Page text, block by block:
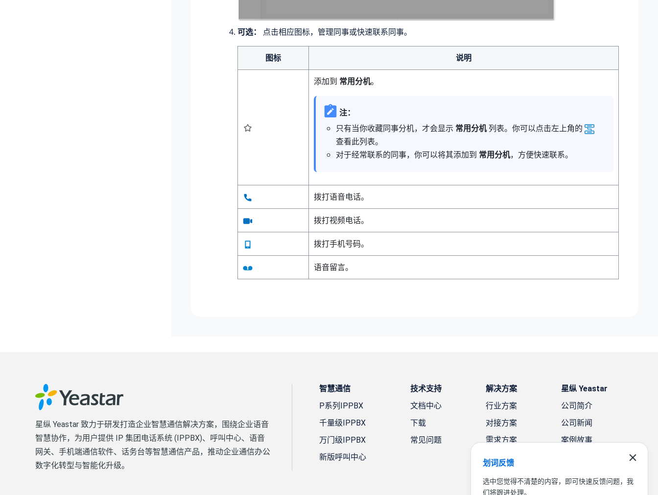
可选： 点击相应图标，管理同事或快速联系同事。
图标 说明
添加到 常用分机。
注：
只有当你收藏同事分机，才会显示 常用分机列表。你可以点击左上角的
查看此列表。
对于经常联系的同事，你可以将其添加到 常用分机，方便快速联系。
拨打语音电话。
拨打视频电话。
拨打手机号码。
语音留言。
划词反馈
选中您觉得不清楚的内容，即可快速反馈问题，我
们将跟进处理。
星纵 Yeastar 致力于研发打造企业智慧通信解决方案，围绕企业语音
智慧协作，为用户提供 IP 集团电话系统 (IPPBX)、呼叫中心、语音
网关、手机端通信软件、话务台等智慧通信产品，推动企业通信办公
数字化转型与智能化升级。
智慧通信
P系列IPPBX
千量级IPPBX
万门级IPPBX
新版呼叫中心
技术支持
文档中心
下载
常见问题
解决方案
行业方案
对接方案
需求方案
星纵 Yeastar
公司简介
公司新闻
案例故事